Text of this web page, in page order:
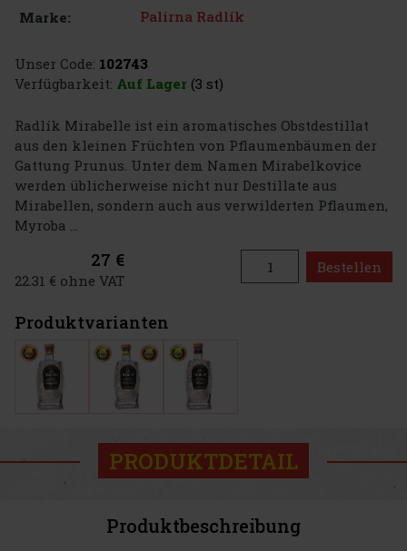
Marke:
Palírna Radlík
Unser Code: 102743
Verfügbarkeit: Auf Lager (3 st)
Radlík Mirabelle ist ein aromatisches Obstdestillat
aus den kleinen Früchten von Pflaumenbäumen der
Gattung Prunus. Unter dem Namen Mirabelkovice
werden üblicherweise nicht nur Destillate aus
Mirabellen, sondern auch aus verwilderten Pflaumen,
Myroba ...
27 €
22.31 € ohne VAT
Bestellen
Produktvarianten
PRODUKTDETAIL
Produktbeschreibung